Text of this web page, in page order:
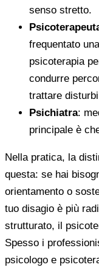
senso stretto.
frequentato
psicoterapia
condurre
trattare
Psichiatra:
principale è
Nella pratica, la
questa: se hai
orientamento o
tuo disagio è più
strutturato, il
Spesso i
psicologo e